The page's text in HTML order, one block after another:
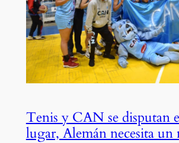
Tenis y CAN se disputan
lugar, Alemán necesita un